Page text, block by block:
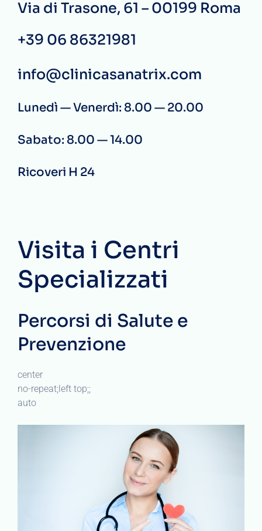
Via di Trasone, 61 – 00199 Roma
+39 06 86321981
info@clinicasanatrix.com
Lunedì — Venerdì: 8.00 — 20.00
Sabato: 8.00 — 14.00
Ricoveri H 24
Visita i Centri
Specializzati
Percorsi di Salute e
Prevenzione
center
no-repeat;left top;;
auto